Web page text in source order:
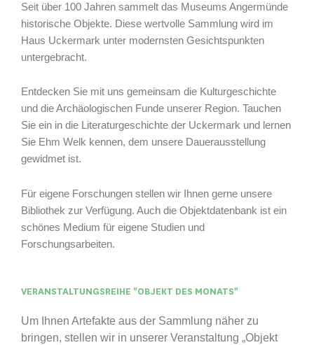
Seit über 100 Jahren sammelt das Museums Angermünde
historische Objekte. Diese wertvolle Sammlung wird im
Haus Uckermark unter modernsten Gesichtspunkten
untergebracht.
Entdecken Sie mit uns gemeinsam die Kulturgeschichte
und die Archäologischen Funde unserer Region. Tauchen
Sie ein in die Literaturgeschichte der Uckermark und lernen
Sie Ehm Welk kennen, dem unsere Dauerausstellung
gewidmet ist.
Für eigene Forschungen stellen wir Ihnen gerne unsere
Bibliothek zur Verfügung. Auch die Objektdatenbank ist ein
schönes Medium für eigene Studien und
Forschungsarbeiten.
VERANSTALTUNGSREIHE "OBJEKT DES MONATS"
Um Ihnen Artefakte aus der Sammlung näher zu
bringen, stellen wir in unserer Veranstaltung „Objekt